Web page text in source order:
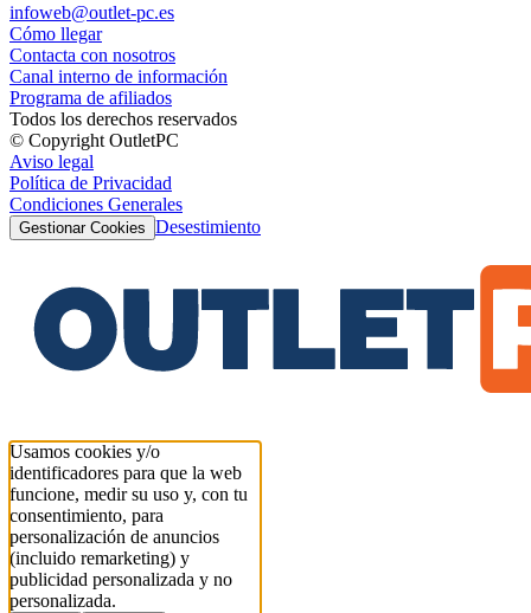
infoweb@outlet-pc.es
Cómo llegar
Contacta con nosotros
Canal interno de información
Programa de afiliados
Todos los derechos reservados
© Copyright OutletPC
Aviso legal
Política de Privacidad
Condiciones Generales
Gestionar Cookies Desestimiento
Usamos cookies y/o
identificadores para que la web
funcione, medir su uso y, con tu
consentimiento, para
personalización de anuncios
(incluido remarketing) y
publicidad personalizada y no
personalizada.